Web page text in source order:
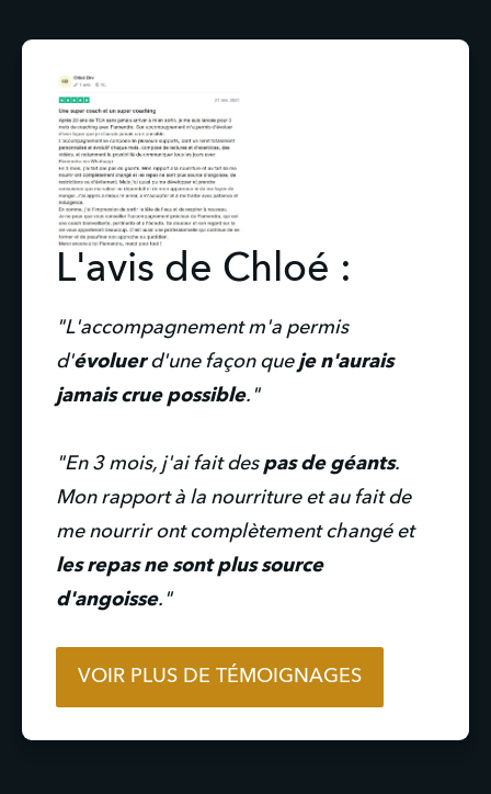
L'avis de Chloé :
"L'accompagnement m'a permis
d'évoluerd'une façon queje n'aurais
jamais crue possible."
"En 3 mois, j'ai fait des pas de géants.
Mon rapport à la nourriture et au fait de
me nourrir ont complètement changé et
les repas ne sont plus source
d'angoisse."
VOIR PLUS DE TÉMOIGNAGES